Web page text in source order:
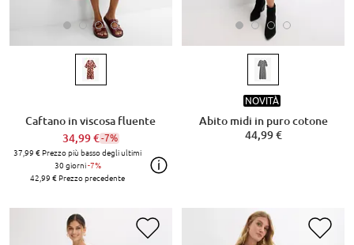
Caftano in viscosa fluente
34,99 €-7%
37,99 €Prezzo più basso degli ultimi
30 giorni-7%
42,99 €Prezzo precedente
NOVITÀ
Abito midi in puro cotone
44,99 €